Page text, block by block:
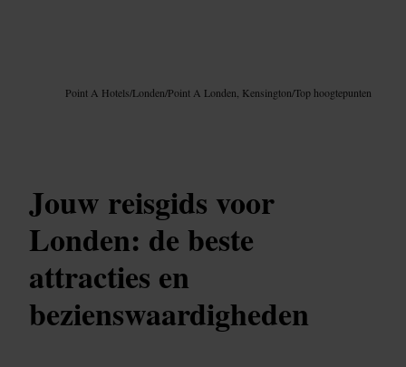
Point A Hotels/Londen/Point A Londen, Kensington/Top hoogtepunten
Jouw reisgids voor
Londen: de beste
attracties en
bezienswaardigheden